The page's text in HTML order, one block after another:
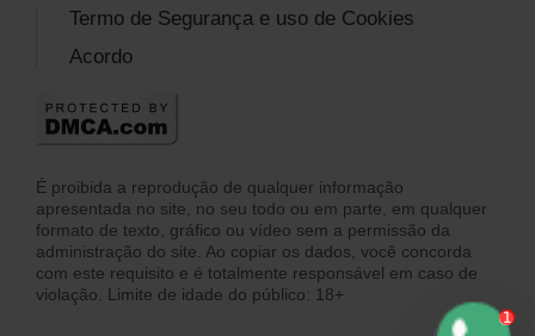
É proibida a reprodução de qualquer informação
apresentada no site, no seu todo ou em parte, em qualquer
formato de texto, gráfico ou vídeo sem a permissão da
administração do site. Ao copiar os dados, você concorda
com este requisito e é totalmente responsável em caso de
violação. Limite de idade do público: 18+
Termo de Segurança e uso de Cookies
Acordo